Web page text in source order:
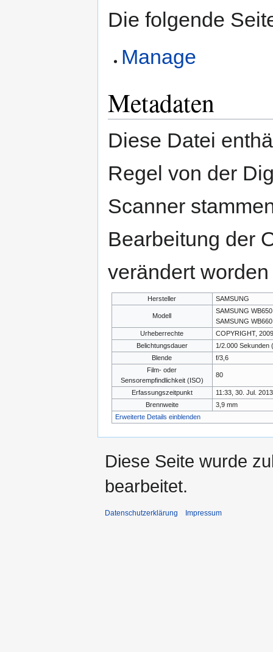
Die folgende
Manage
Metadaten
Diese Datei
Regel von der
Scanner
Bearbeitung der
verändert
Hersteller SAMSUNG
Modell
SAMSUNG
SAMSUNG WB660
Urheberrechte
COPYRIGHT, 2009
Belichtungsdauer
1/2.000 Sekunden
Blende
f/3,6
Film- oder
Sensorempfindlichkeit (ISO)
80
Erfassungszeitpunkt
11:33, 30. Jul. 2013
Brennweite
3,9 mm
Erweiterte Details einblenden
Diese Seite wurde
bearbeitet.
Datenschutzerklärung Impressum